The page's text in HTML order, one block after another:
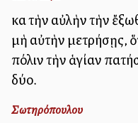
καὶ τὴν αὐλὴν τὴν
μὴ αὐτὴν μετρήσῃς,
πόλιν τὴν ἁγίαν
δύο.
Σωτηρόπουλου